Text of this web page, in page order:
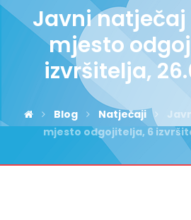
Javni natječaj
mjesto
izvršitelja,
Blog Natječaji
mjesto odgojitelja, 6